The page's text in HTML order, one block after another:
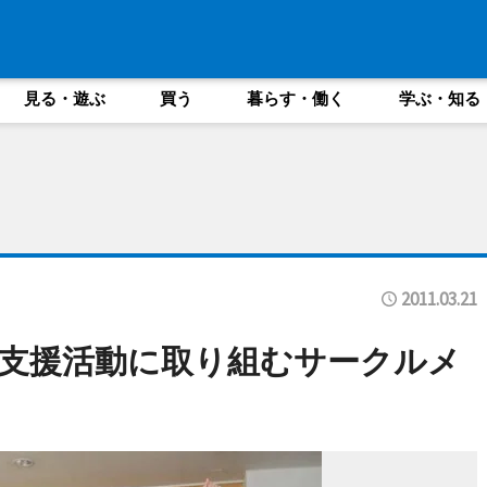
見る・遊ぶ 買う 暮らす・働く 学ぶ・知る
2011.03.21
援活動に取り組むサークルメ